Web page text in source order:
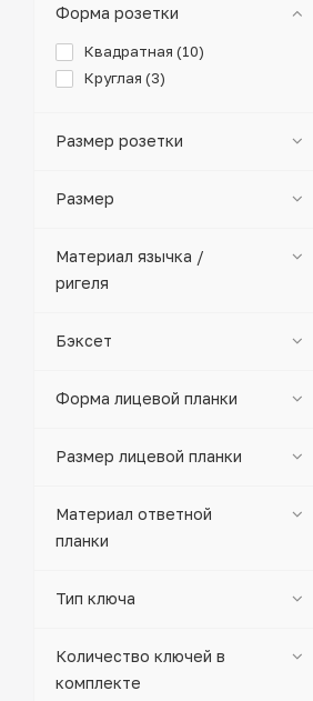
Форма розетки
Квадратная (10)
Круглая (3)
Размер розетки
Размер
Материал язычка /
ригеля
Бэксет
Форма лицевой планки
Размер лицевой планки
Материал ответной
планки
Тип ключа
Количество ключей в
комплекте